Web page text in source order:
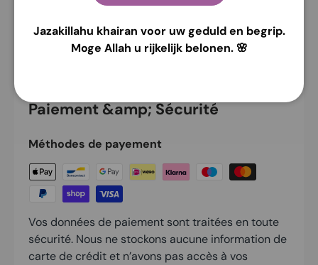
et une flexibilité parfaits, ce qui les rend idéales pour
toutes les occasions.
Paiement &amp; Sécurité
Méthodes de payement
Vos données de paiement sont traitées en toute
sécurité. Nous ne stockons aucune information de
carte de crédit et n’avons pas accès à vos
Jazakillahu khairan voor uw geduld en begrip.
Moge Allah u rijkelijk belonen. 🌸